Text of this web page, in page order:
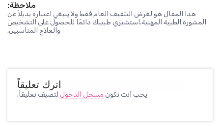
ملاحظة:
هذا المقال هو لغرض التثقيف العام فقط ولا ينبغي اعتباره بديلاً عن
المشورة الطبية المهنية.استشيري طبيبك دائمًا للحصول على التشخيص
والعلاج المناسبين.
اترك تعليقاً
يجب أنت تكون مسجل الدخول لتضيف تعليقاً.